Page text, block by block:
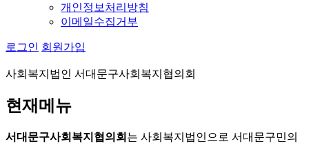
개인정보처리방침
이메일수집거부
로그인 회원가입
사회복지법인 서대문구사회복지협의회
현재메뉴
서대문구사회복지협의회 는 사회복지법인으로 서대문구민의